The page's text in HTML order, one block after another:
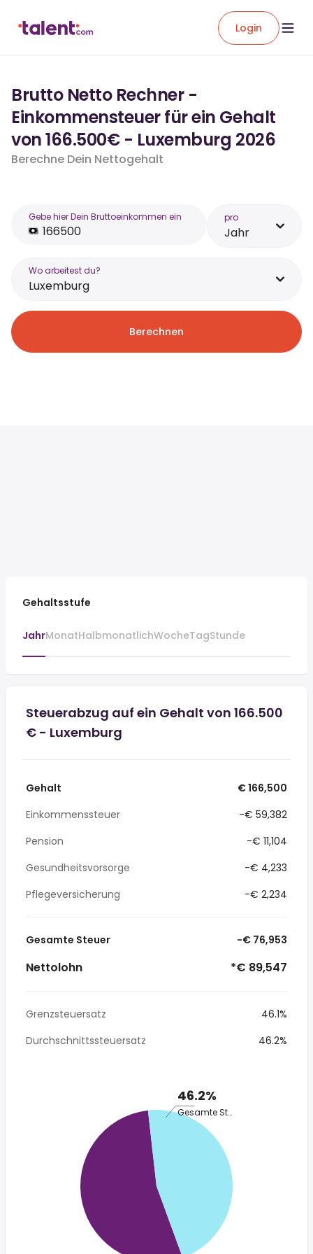
Login
Brutto Netto Rechner -
Einkommensteuer für ein Gehalt
von 166.500€ - Luxemburg 2026
Berechne Dein Nettogehalt
Gebe hier Dein Bruttoeinkommen ein pro
Jahr
Wo arbeitest du?
Luxemburg
Berechnen
Gehaltsstufe
JahrMonatHalbmonatlichWocheTagStunde
Steuerabzug auf ein Gehalt von 166.500
€ - Luxemburg
Gehalt
€ 166,500
Einkommenssteuer
-€ 59,382
Pension
-€ 11,104
Gesundheitsvorsorge
-€ 4,233
Pflegeversicherung
-€ 2,234
Gesamte Steuer -€ 76,953
Nettolohn *€ 89,547
Grenzsteuersatz
46.1%
Durchschnittssteuersatz
46.2%
46.2%
Gesamte Steuer